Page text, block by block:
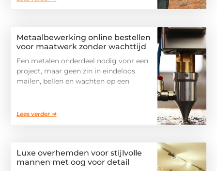
Metaalbewerking online bestellen
voor maatwerk zonder wachttijd
Een metalen onderdeel nodig voor een
project, maar geen zin in eindeloos
mailen, bellen en wachten op een
Lees verder ➜
Luxe overhemden voor stijlvolle
mannen met oog voor detail